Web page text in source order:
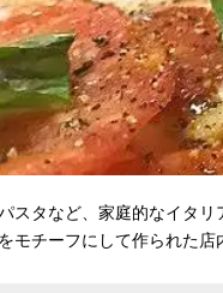
スタなど、家庭的なイタ
モチーフにして作られた店